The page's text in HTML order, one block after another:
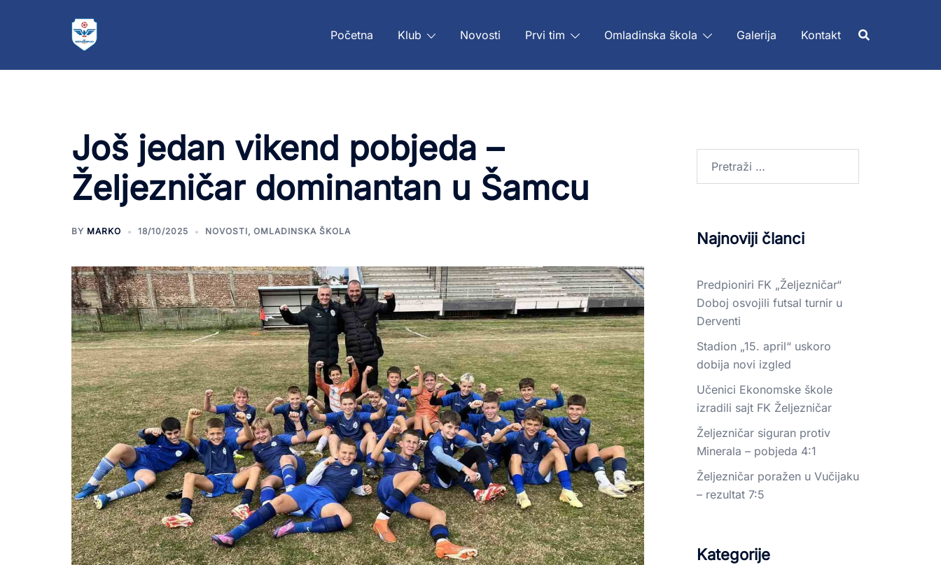
Početna Klub Novosti Prvi tim Omladinska škola Galerija Kontakt
Još jedan vikend pobjeda –
Željezničar dominantan u Šamcu
BY MARKO 18/10/2025 NOVOSTI, OMLADINSKA ŠKOLA Najnoviji članci
Predpioniri FK „Željezničar“
Doboj osvojili futsal turnir u
Derventi
Stadion „15. april“ uskoro
dobija novi izgled
Učenici Ekonomske škole
izradili sajt FK Željezničar
Željezničar siguran protiv
Minerala – pobjeda 4:1
Željezničar poražen u Vučijaku
– rezultat 7:5
Kategorije